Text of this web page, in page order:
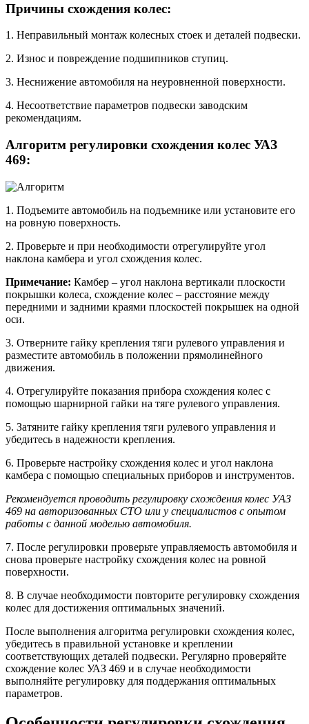
Причины схождения колес:
1. Неправильный монтаж колесных стоек и деталей подвески.
2. Износ и повреждение подшипников ступиц.
3. Неснижение автомобиля на неуровненной поверхности.
4. Несоответствие параметров подвески заводским
рекомендациям.
Алгоритм регулировки схождения колес УАЗ
469:
1. Подъемите автомобиль на подъемнике или установите его
на ровную поверхность.
2. Проверьте и при необходимости отрегулируйте угол
наклона камбера и угол схождения колес.
Примечание: Камбер – угол наклона вертикали плоскости
покрышки колеса, схождение колес – расстояние между
передними и задними краями плоскостей покрышек на одной
оси.
3. Отверните гайку крепления тяги рулевого управления и
разместите автомобиль в положении прямолинейного
движения.
4. Отрегулируйте показания прибора схождения колес с
помощью шарнирной гайки на тяге рулевого управления.
5. Затяните гайку крепления тяги рулевого управления и
убедитесь в надежности крепления.
6. Проверьте настройку схождения колес и угол наклона
камбера с помощью специальных приборов и инструментов.
Рекомендуется проводить регулировку схождения колес УАЗ
469 на авторизованных СТО или у специалистов с опытом
работы с данной моделью автомобиля.
7. После регулировки проверьте управляемость автомобиля и
снова проверьте настройку схождения колес на ровной
поверхности.
8. В случае необходимости повторите регулировку схождения
колес для достижения оптимальных значений.
После выполнения алгоритма регулировки схождения колес,
убедитесь в правильной установке и креплении
соответствующих деталей подвески. Регулярно проверяйте
схождение колес УАЗ 469 и в случае необходимости
выполняйте регулировку для поддержания оптимальных
параметров.